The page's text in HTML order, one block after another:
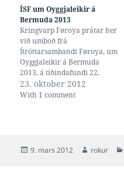
Havi hug at siga 'sum støðan
er'; men avgerðin er…
ÍSF um Oyggjaleikir á
Bermuda 2013
Kringvarp Føroya prátar her
við umboð frá
Ítróttarsambandi Føroya, um
Oyggjaleikir á Bermuda
2013, á tíðindafundi 22.
oktober 2012 kl 09:30. Í
innganginum verður sagt at
23. oktober 2012
With 1 comment
Posted
9. mars 2012 Author
rokur